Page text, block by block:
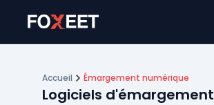
Accueil Émargement numérique
Logiciels d'émargement